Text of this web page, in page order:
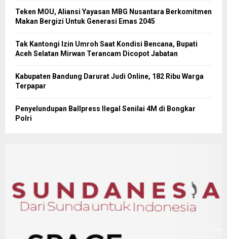
Teken MOU, Aliansi Yayasan MBG Nusantara Berkomitmen
Makan Bergizi Untuk Generasi Emas 2045
Tak Kantongi Izin Umroh Saat Kondisi Bencana, Bupati
Aceh Selatan Mirwan Terancam Dicopot Jabatan
Kabupaten Bandung Darurat Judi Online, 182 Ribu Warga
Terpapar
Penyelundupan Ballpress Ilegal Senilai 4M di Bongkar
Polri